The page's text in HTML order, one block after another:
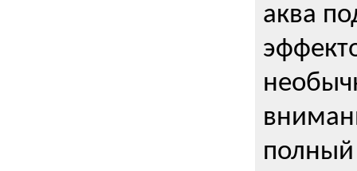
аква
полный